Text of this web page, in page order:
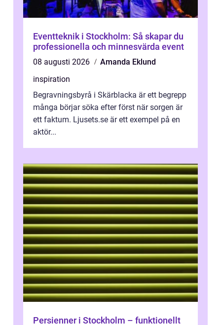
Eventteknik i Stockholm: Så skapar du
professionella och minnesvärda event
08 augusti 2026
Amanda Eklund
inspiration
Begravningsbyrå i Skärblacka är ett begrepp
många börjar söka efter först när sorgen är
ett faktum. Ljusets.se är ett exempel på en
aktör...
Persienner i Stockholm – funktionellt